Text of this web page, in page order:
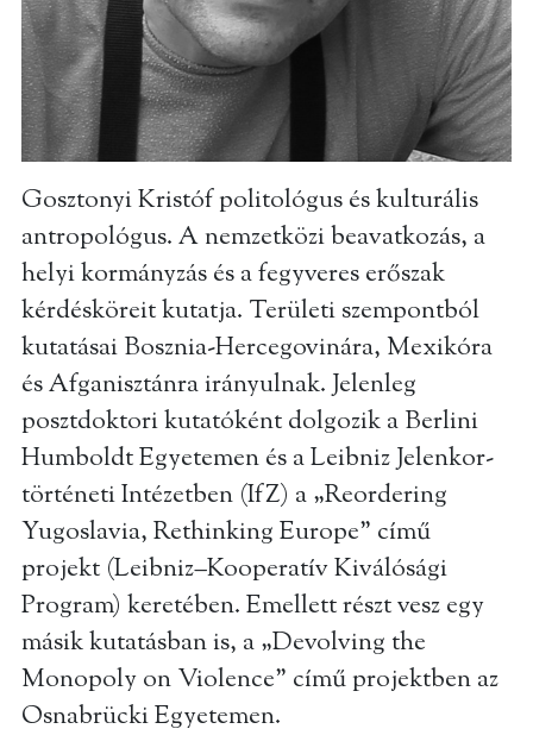
Gosztonyi Kristóf politológus és kulturális
antropológus. A nemzetközi beavatkozás, a
helyi kormányzás és a fegyveres erőszak
kérdésköreit kutatja. Területi szempontból
kutatásai Bosznia-Hercegovinára, Mexikóra
és Afganisztánra irányulnak. Jelenleg
posztdoktori kutatóként dolgozik a Berlini
Humboldt Egyetemen és a Leibniz Jelenkor-
történeti Intézetben (IfZ) a „Reordering
Yugoslavia, Rethinking Europe” című
projekt (Leibniz–Kooperatív Kiválósági
Program) keretében. Emellett részt vesz egy
másik kutatásban is, a „Devolving the
Monopoly on Violence” című projektben az
Osnabrücki Egyetemen.